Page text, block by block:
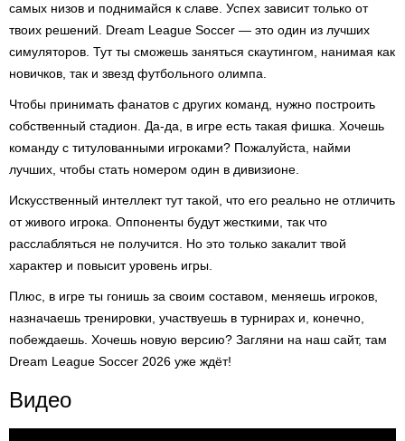
самых низов и поднимайся к славе. Успех зависит только от
твоих решений. Dream League Soccer — это один из лучших
симуляторов. Тут ты сможешь заняться скаутингом, нанимая как
новичков, так и звезд футбольного олимпа.
Чтобы принимать фанатов с других команд, нужно построить
собственный стадион. Да-да, в игре есть такая фишка. Хочешь
команду с титулованными игроками? Пожалуйста, найми
лучших, чтобы стать номером один в дивизионе.
Искусственный интеллект тут такой, что его реально не отличить
от живого игрока. Оппоненты будут жесткими, так что
расслабляться не получится. Но это только закалит твой
характер и повысит уровень игры.
Плюс, в игре ты гонишь за своим составом, меняешь игроков,
назначаешь тренировки, участвуешь в турнирах и, конечно,
побеждаешь. Хочешь новую версию? Загляни на наш сайт, там
Dream League Soccer 2026 уже ждёт!
Видео